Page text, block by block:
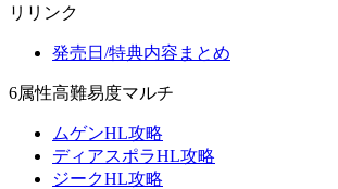
リリンク
発売日/特典内容まとめ
6属性高難易度マルチ
ムゲンHL攻略
ディアスポラHL攻略
ジークHL攻略